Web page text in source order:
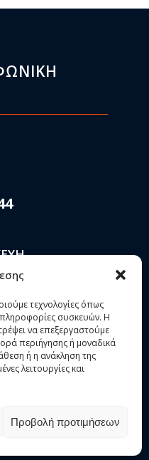
τεχνολογίες όπως
συσκευών. Η
να επεξεργαστούμε
περιήγησης ή μοναδικά
ή η ανάκληση της
λειτουργίες και
Προβολή προτιμήσεων